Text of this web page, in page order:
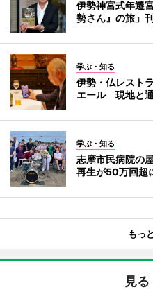
伊勢神宮式年遷
勢さん』の旅」
学ぶ・知る
伊勢・仏レスト
エール 現地と
学ぶ・知る
志摩市民病院の
再生が50万回超
もっ
見